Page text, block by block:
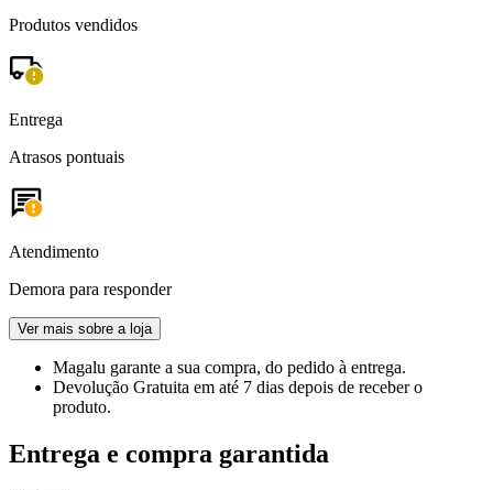
Produtos vendidos
Entrega
Atrasos pontuais
Atendimento
Demora para responder
Ver mais sobre a loja
Magalu garante a sua compra, do pedido à entrega.
Devolução Gratuita em até 7 dias depois de receber o
produto.
Entrega e compra garantida